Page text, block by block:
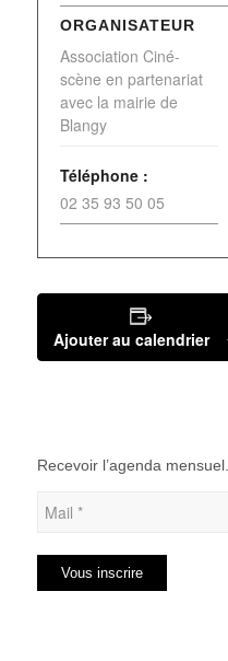
ORGANISATEUR
Association Ciné-
scène en partenariat
avec la mairie de
Blangy
Téléphone :
02 35 93 50 05
Ajouter au calendrier
Recevoir l’agenda mensuel.